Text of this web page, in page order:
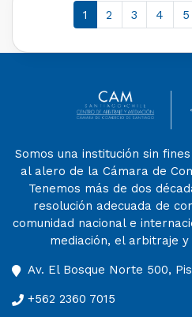
1 2 3 4 5
Somos una institución sin
al alero de la Cámara de
Tenemos más de dos
resolución adecuada de
comunidad nacional e
mediación, el arbitraje
Av. El Bosque Norte 500,
+562 2360 7015